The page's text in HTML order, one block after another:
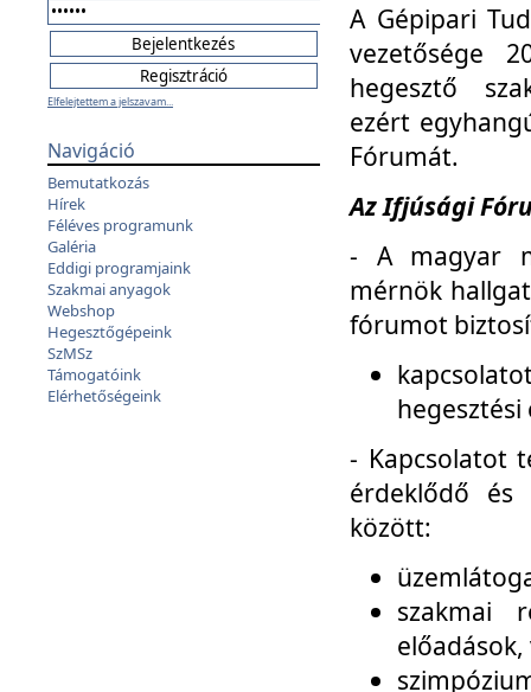
Elfelejtettem a jelszavam...
Navigáció
Bemutatkozás
Hírek
Féléves programunk
Galéria
Eddigi programjaink
Szakmai anyagok
Webshop
Hegesztőgépeink
SzMSz
Támogatóink
Elérhetőségeink
A Gépipari
vezetősége
hegesztő
ezért
Fórumát.
Az Ifjúsági
- A magyar
mérnök
fórumot
- Kapcsolatot
érdeklődő és
között:
szakmai